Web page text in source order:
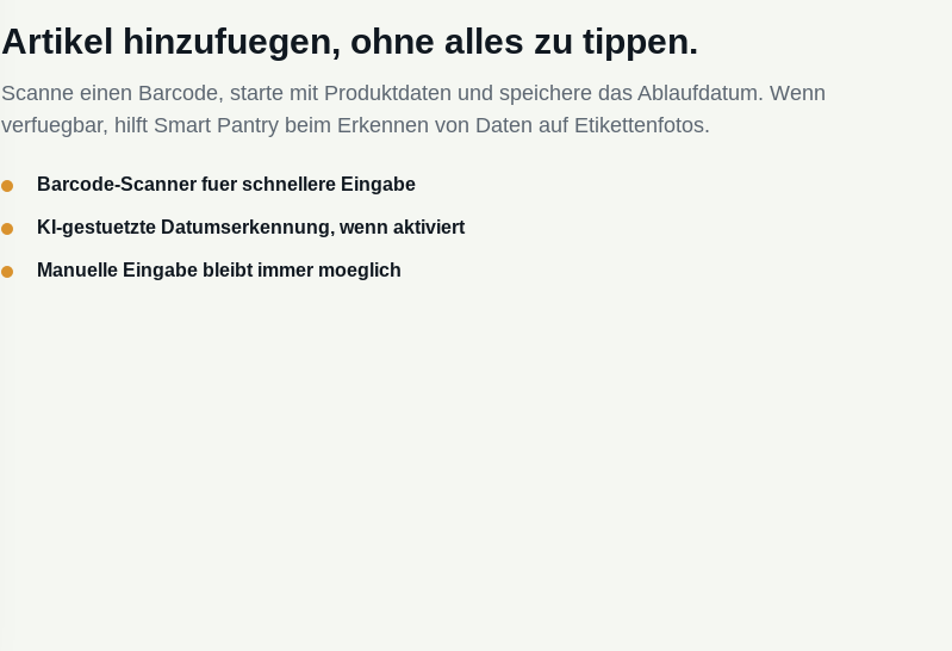
Artikel hinzufuegen, ohne alles zu tippen.
Scanne einen Barcode, starte mit Produktdaten und speichere das Ablaufdatum. Wenn
verfuegbar, hilft Smart Pantry beim Erkennen von Daten auf Etikettenfotos.
Barcode-Scanner fuer schnellere Eingabe
KI-gestuetzte Datumserkennung, wenn aktiviert
Manuelle Eingabe bleibt immer moeglich